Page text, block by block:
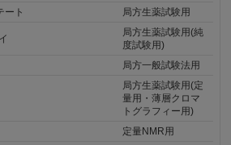
ート
局方生薬試験用
局方生薬試験用(純
度試験用)
局方一般試験法用
局方生薬試験用(定
量用・薄層クロマ
トグラフィー用)
定量NMR用